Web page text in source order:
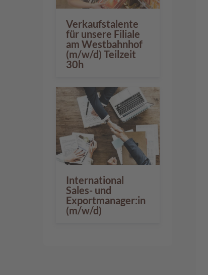
Verkaufstalente
für unsere Filiale
am Westbahnhof
(m/w/d) Teilzeit
30h
International
Sales- und
Exportmanager:in
(m/w/d)